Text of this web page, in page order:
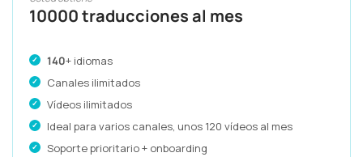
10000 traducciones al mes
140+ idiomas
Canales ilimitados
Vídeos ilimitados
Ideal para varios canales, unos 120 vídeos al mes
Soporte prioritario + onboarding